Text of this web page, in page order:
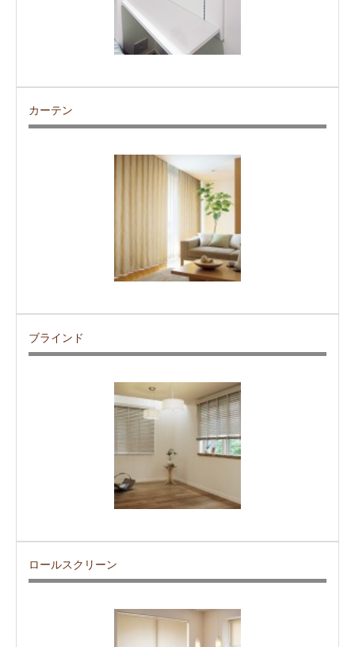
カーテン
ブラインド
ロールスクリーン